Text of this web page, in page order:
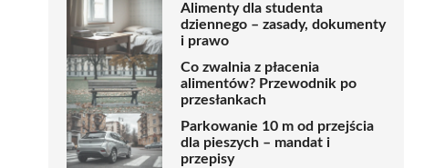
Alimenty dla studenta
dziennego – zasady, dokumenty
i prawo
Co zwalnia z płacenia
alimentów? Przewodnik po
przesłankach
Parkowanie 10 m od przejścia
dla pieszych – mandat i
przepisy